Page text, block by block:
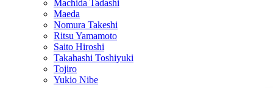
Machida Tadashi
Maeda
Nomura Takeshi
Ritsu Yamamoto
Saito Hiroshi
Takahashi Toshiyuki
Tojiro
Yukio Nibe